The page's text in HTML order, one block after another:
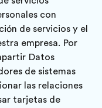
con
de servicios y el
empresa. Por
Datos
de sistemas
las relaciones
tarjetas de